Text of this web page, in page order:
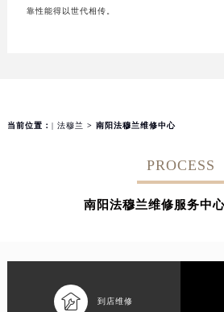
靠性能得以世代相传。
当前位置： | 法穆兰 > 南阳法穆兰维修中心
PROCESS
南阳法穆兰维修服务中
 到店维修